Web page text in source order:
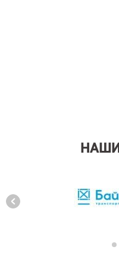
НАШИ